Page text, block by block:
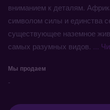
вниманием к деталям.
символом силы и единства
существующее наземное
самых разумных видов. ...
Мы продаем
-